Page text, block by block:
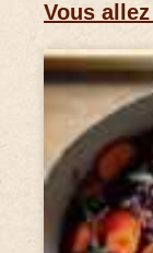
Vous